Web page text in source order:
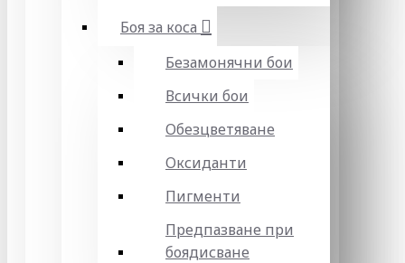
Боя за коса
Безамонячни бои
Всички бои
Обезцветяване
Оксиданти
Пигменти
Предпазване при
боядисване